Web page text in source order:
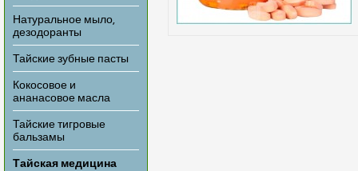
Натуральное мыло,
дезодоранты
Тайские зубные пасты
Кокосовое и
ананасовое масла
Тайские тигровые
бальзамы
Тайская медицина